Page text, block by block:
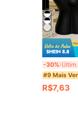
-30%
#9 Mais
R$7,63